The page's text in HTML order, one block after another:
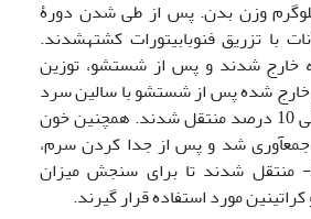
وزن بدن. پس از طی شدن دورۀ
حیوانات با تزریق فنوبابیتورات کشته­شدند.
خارج شدند و پس از شستشو، توزین
خارج شده پس از شستشو با سالین سرد
به فرمالین بافری خنثی 10 درصد منتقل شدند. همچنین خون
جمع­آوری شد و پس از جدا کردن سرم،
نمونه­ها به فریزر 70- منتقل شدند تا برای سنجش میزان
مورد استفاده قرار گیرند.